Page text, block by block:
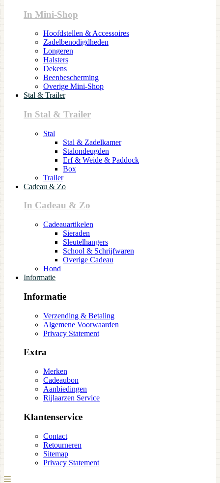
In Mini-Shop
Hoofdstellen & Accessoires
Zadelbenodigdheden
Longeren
Halsters
Dekens
Beenbescherming
Overige Mini-Shop
Stal & Trailer
In Stal & Trailer
Stal
Stal & Zadelkamer
Stalondeugden
Erf & Weide & Paddock
Box
Trailer
Cadeau & Zo
In Cadeau & Zo
Cadeauartikelen
Sieraden
Sleutelhangers
School & Schrijfwaren
Overige Cadeau
Hond
Informatie
Informatie
Verzending & Betaling
Algemene Voorwaarden
Privacy Statement
Extra
Merken
Cadeaubon
Aanbiedingen
Rijlaarzen Service
Klantenservice
Contact
Retourneren
Sitemap
Privacy Statement